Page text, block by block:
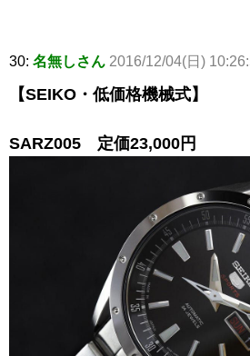
30: 名無しさん 2016/12/04(日)
【SEIKO・低価格機械式】
SARZ005 定価23,000円